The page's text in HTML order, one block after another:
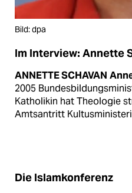
Bild: dpa
Im Interview: Annette
ANNETTE SCHAVAN
2005
Katholikin hat Theologie
Amtsantritt
Die Islamkonferenz